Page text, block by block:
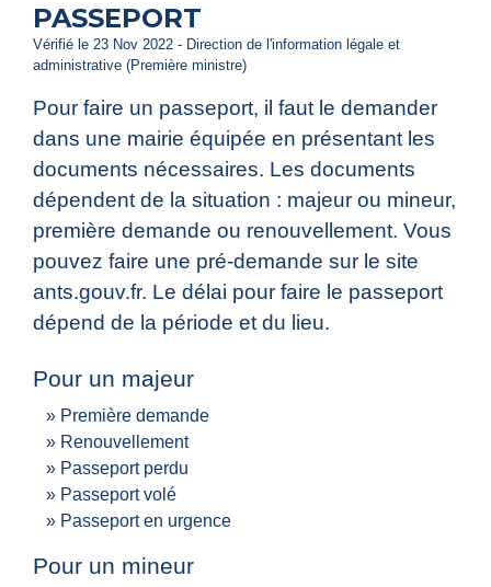
PASSEPORT
Vérifié le 23 Nov 2022 - Direction de l'information légale et
administrative (Première ministre)
Pour faire un passeport, il faut le demander
dans une mairie équipée en présentant les
documents nécessaires. Les documents
dépendent de la situation : majeur ou mineur,
première demande ou renouvellement. Vous
pouvez faire une pré-demande sur le site
ants.gouv.fr. Le délai pour faire le passeport
dépend de la période et du lieu.
Pour un majeur
Première demande
Renouvellement
Passeport perdu
Passeport volé
Passeport en urgence
Pour un mineur